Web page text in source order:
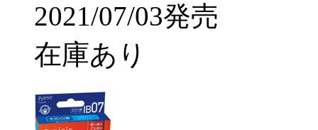
2021/07/03発売
在庫あり